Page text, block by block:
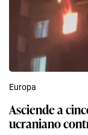
Europa
Asciende a
ucraniano